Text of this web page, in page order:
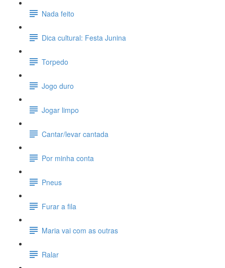
Nada feito
Dica cultural: Festa Junina
Torpedo
Jogo duro
Jogar limpo
Cantar/levar cantada
Por minha conta
Pneus
Furar a fila
Maria vai com as outras
Ralar